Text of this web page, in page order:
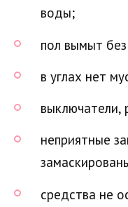
воды;
пол вымыт
в углах нет
выключатели,
неприятные
средства не